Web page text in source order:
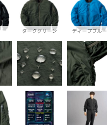
ダークグリーン ディープブルー